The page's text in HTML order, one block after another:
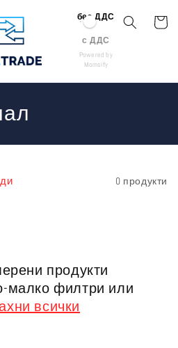
без ДДС
с ДДС
Powered by
Momsify
0 продукти
продукти
малко филтри или
всички